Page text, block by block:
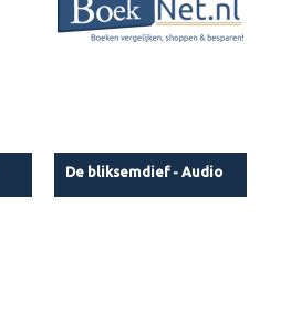
De bliksemdief - Audio